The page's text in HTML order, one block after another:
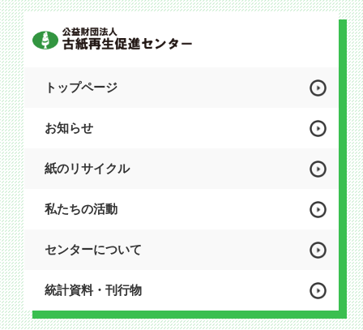
トップページ
お知らせ
紙のリサイクル
私たちの活動
センターについて
統計資料・刊行物